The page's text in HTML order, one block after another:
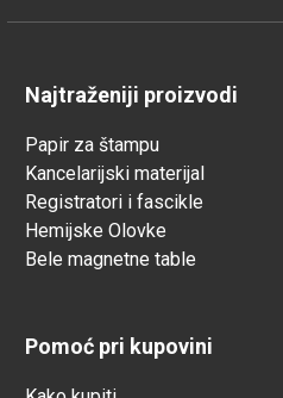
Najtraženiji proizvodi
Papir za štampu
Kancelarijski materijal
Registratori i fascikle
Hemijske Olovke
Bele magnetne table
Pomoć pri kupovini